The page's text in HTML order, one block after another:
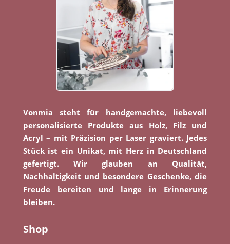
Vonmia steht für handgemachte, liebevoll
personalisierte Produkte aus Holz, Filz und
Acryl – mit Präzision per Laser graviert. Jedes
Stück ist ein Unikat, mit Herz in Deutschland
gefertigt. Wir glauben an Qualität,
Nachhaltigkeit und besondere Geschenke, die
Freude bereiten und lange in Erinnerung
bleiben.
Shop